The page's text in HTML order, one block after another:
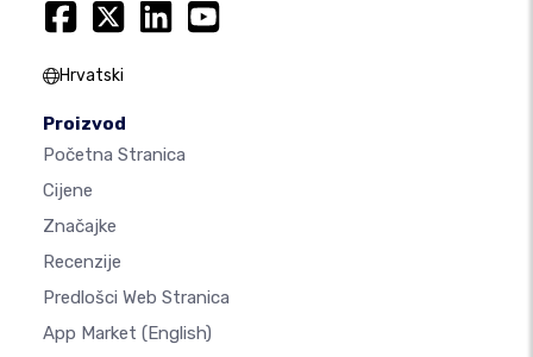
Hrvatski
Proizvod
Početna Stranica
Cijene
Značajke
Recenzije
Predlošci Web Stranica
App Market (English)